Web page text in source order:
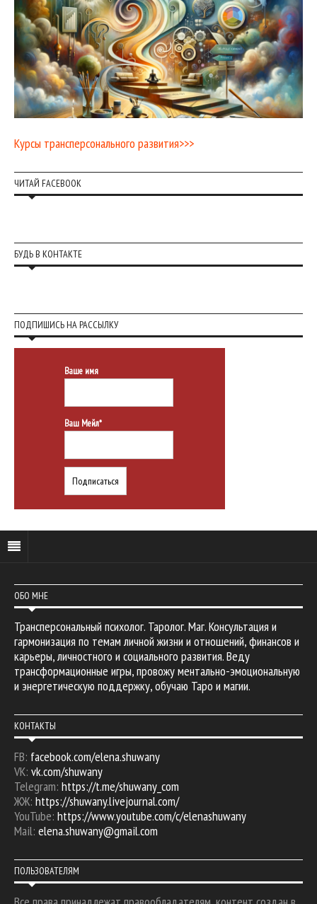
Курсы трансперсонального развития>>>
ЧИТАЙ FACEBOOK
БУДЬ В КОНТАКТЕ
ПОДПИШИСЬ НА РАССЫЛКУ
Ваше имя
Ваш Мейл*
ОБО МНЕ
Трансперсональный психолог. Таролог. Маг. Консультация и
гармонизация по темам личной жизни и отношений, финансов и
карьеры, личностного и социального развития. Веду
трансформационные игры, провожу ментально-эмоциональную
и энергетическую поддержку, обучаю Таро и магии.
КОНТАКТЫ
FB: facebook.com/elena.shuwany
VK: vk.com/shuwany
Telegram: https://t.me/shuwany_com
ЖЖ: https://shuwany.livejournal.com/
YouTube: https://www.youtube.com/c/elenashuwany
Mail: elena.shuwany@gmail.com
ПОЛЬЗОВАТЕЛЯМ